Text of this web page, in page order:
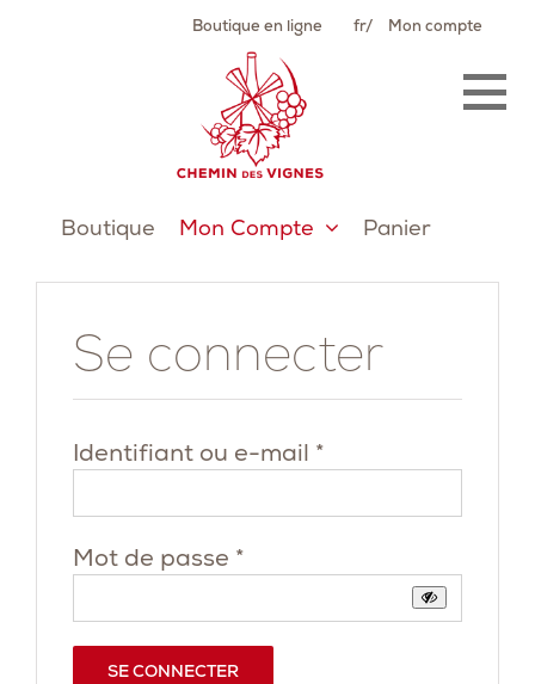
Boutique en ligne fr Mon compte
Boutique Mon Compte Panier
Se connecter
Identifiant ou e-mail *
Mot de passe *
SE CONNECTER